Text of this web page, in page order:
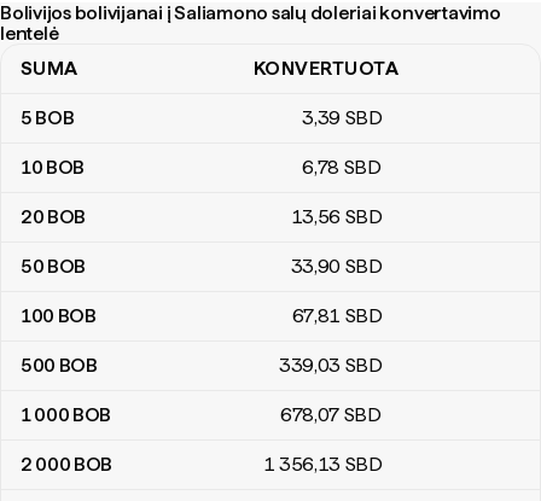
Bolivijos bolivijanai į Saliamono salų doleriai konvertavimo
lentelė
Bolivijos bolivijanai į Saliamono salų doleriai konvertavimo lentelė
SUMA KONVERTUOTA
5 BOB 3,39 SBD
10 BOB 6,78 SBD
20 BOB 13,56 SBD
50 BOB 33,90 SBD
100 BOB 67,81 SBD
500 BOB 339,03 SBD
1 000 BOB 678,07 SBD
2 000 BOB 1 356,13 SBD